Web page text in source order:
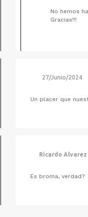
No hemos
Gracias!!!
27/Junio/2024
Un placer que
Ricardo
Es broma, verdad?